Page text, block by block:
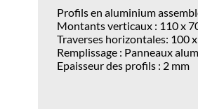
Profils en aluminium
Montants verticaux : 110 x
Traverses horizontales: 100
Remplissage : Panneaux
Epaisseur des profils : 2 mm